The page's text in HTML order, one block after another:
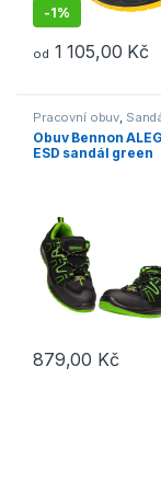
-1%
od 1 105,00 Kč
Tento produkt
Pracovní obuv
Obuv Bennon
ESD sandál green
879,00 Kč
Tento produkt